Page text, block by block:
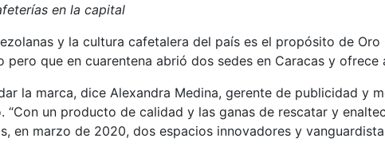
en la capital
y la cultura cafetalera del país es el propósito de
pero que en cuarentena abrió dos sedes en Caracas y
la marca, dice Alexandra Medina, gerente de publicidad y
“Con un producto de calidad y las ganas de rescatar y
en marzo de 2020, dos espacios innovadores y